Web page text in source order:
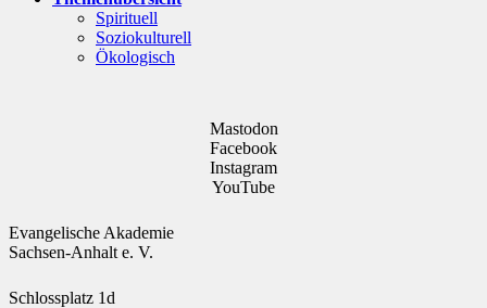
Spirituell
Soziokulturell
Ökologisch
Mastodon
Facebook
Instagram
YouTube
Evangelische Akademie
Sachsen-Anhalt e. V.
Schlossplatz 1d